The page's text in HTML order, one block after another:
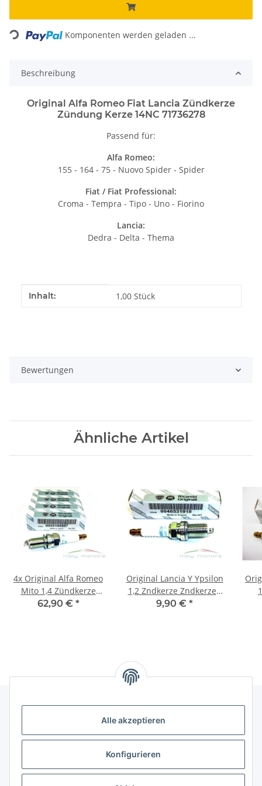
Alle akzeptieren
Konfigurieren
Komponenten werden geladen ...
Beschreibung
Original Alfa Romeo Fiat Lancia Zündkerze
Zündung Kerze 14NC 71736278
Passend für:
Alfa Romeo:
155 - 164 - 75 - Nuovo Spider - Spider
Fiat / Fiat Professional:
Croma - Tempra - Tipo - Uno - Fiorino
Lancia:
Dedra - Delta - Thema
Produkteigenschaft
Wert
Inhalt: 1,00 Stück
Bewertungen
Ähnliche Artikel
4x Original Alfa Romeo
Mito 1,4 Zündkerze
Zündkerzen NGK
62,90 € *
Original Lancia Y Ypsilon
1,2 Zndkerze Zndkerzen
NGK BKR5EZ 46531918
9,90 € *